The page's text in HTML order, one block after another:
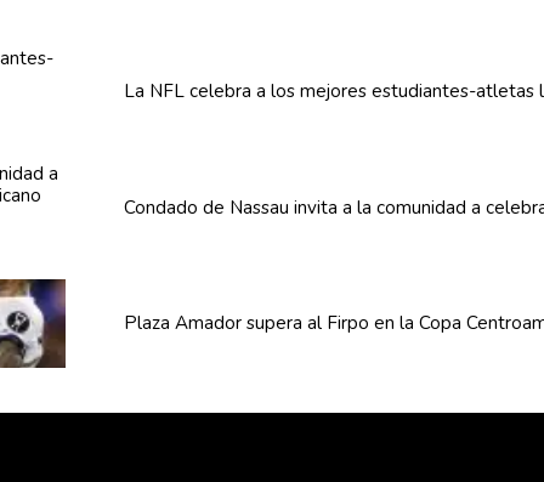
La NFL celebra a los mejoresestudiantes-atletas
Condado de Nassau invita a la comunidad a
Plaza Amador supera al Firpo en la Copa